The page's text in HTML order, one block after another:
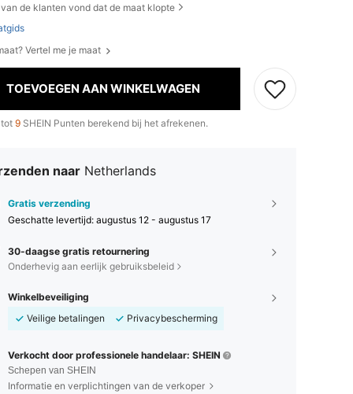
van de klanten vond dat de maat klopte
Vertel me je maat
TOEVOEGEN AAN WINKELWAGEN
9 SHEIN Punten berekend bij het afrekenen.
naar Netherlands
Gratis verzending
Geschatte levertijd: augustus 12 - augustus 17
30-daagse gratis retournering
Onderhevig aan eerlijk gebruiksbeleid
Winkelbeveiliging
Veilige betalingen
Privacybescherming
Verkocht door professionele handelaar: SHEIN
Schepen van SHEIN
Informatie en verplichtingen van de verkoper